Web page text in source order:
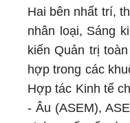
Hai bên nhất trí,
nhân loại, Sáng
kiến Quản trị
hợp trong các
Hợp tác Kinh tế
- Âu (ASEM),